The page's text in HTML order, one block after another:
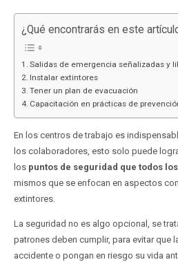
¿Qué encontrarás en este
Salidas de emergencia señalizadas y
Instalar extintores
Tener un plan de evacuación
Capacitación en prácticas de
En los centros de trabajo es
los colaboradores, esto solo puede
los puntos de seguridad que todos
mismos que se enfocan en aspectos
extintores.
La seguridad no es algo opcional, se
patrones deben cumplir, para evitar que
accidente o pongan en riesgo su vida